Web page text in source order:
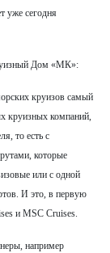
уже сегодня
Дом «МК»:
круизов самый
круизных компаний,
то есть с
которые
или с одной
И это, в первую
и MSC Cruises.
например